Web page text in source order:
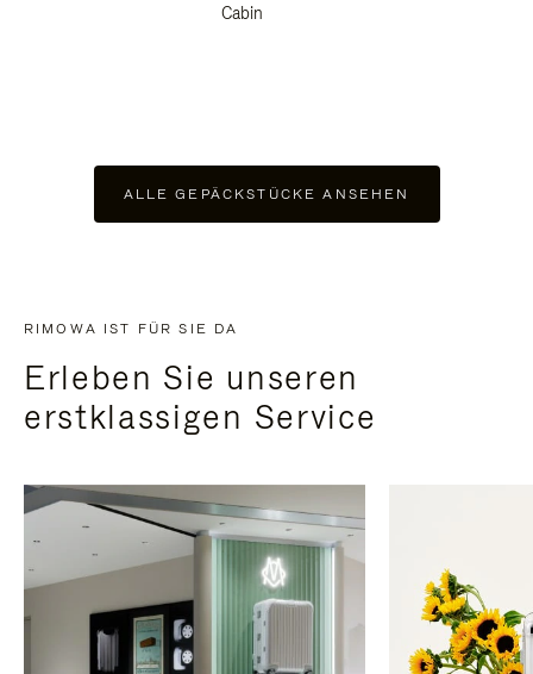
Cabin
ALLE GEPÄCKSTÜCKE ANSEHEN
RIMOWA IST FÜR SIE DA
Erleben Sie unseren
erstklassigen Service